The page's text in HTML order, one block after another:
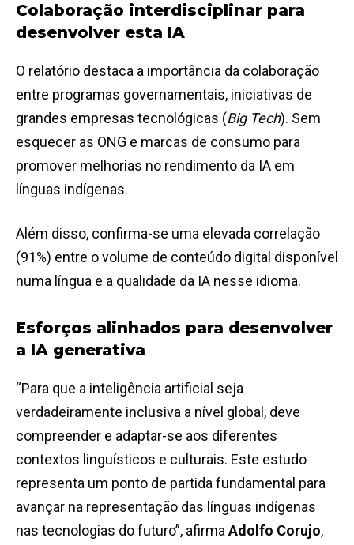
Colaboração interdisciplinar para
desenvolver esta IA
O relatório destaca a importância da colaboração
entre programas governamentais, iniciativas de
grandes empresas tecnológicas (Big Tech). Sem
esquecer as ONG e marcas de consumo para
promover melhorias no rendimento da IA em
línguas indígenas.
Além disso, confirma-se uma elevada correlação
(91%) entre o volume de conteúdo digital disponível
numa língua e a qualidade da IA nesse idioma.
Esforços alinhados para desenvolver
a IA generativa
“Para que a inteligência artificial seja
verdadeiramente inclusiva a nível global, deve
compreender e adaptar-se aos diferentes
contextos linguísticos e culturais. Este estudo
representa um ponto de partida fundamental para
avançar na representação das línguas indígenas
nas tecnologias do futuro”, afirma Adolfo Corujo,